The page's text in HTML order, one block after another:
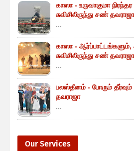
காஸா - உருவாகுமா
சுவிசிலிருந்து சண் தவராஜா
காஸா -
சுவிசிலிருந்து சண்
பலஸ்தீனம் - போரும் தீர்வும்
தவராஜா
Our Services